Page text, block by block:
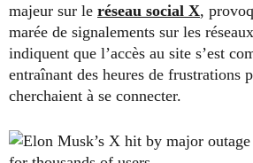
majeur sur le réseau social X,
marée de signalements sur les
indiquent que l’accès au site s’est
entraînant des heures de frustrations
cherchaient à se connecter.